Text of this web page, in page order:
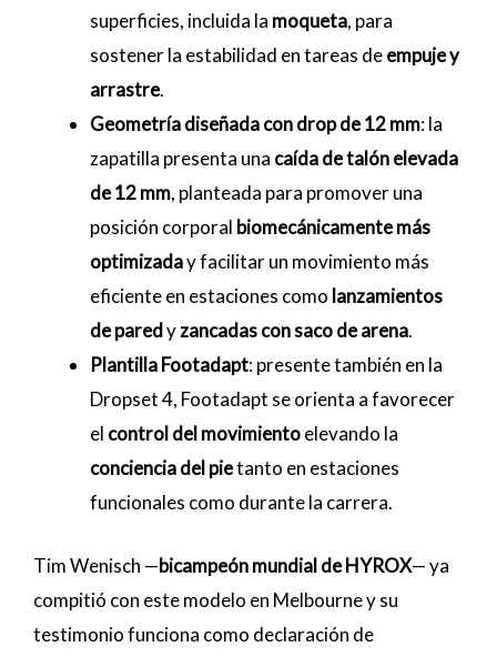
superficies, incluida la moqueta, para
sostener la estabilidad en tareas deempuje y
arrastre.
Geometría diseñada con drop de 12 mm: la
zapatilla presenta una caída de talón elevada
de 12 mm, planteada para promover una
posición corporal biomecánicamente más
optimizaday facilitar un movimiento más
eficiente en estaciones como lanzamientos
de paredyzancadas con saco de arena.
Plantilla Footadapt: presente también en la
Dropset 4, Footadapt se orienta a favorecer
el control del movimientoelevando la
conciencia del pietanto en estaciones
funcionales como durante la carrera.
Tim Wenisch —bicampeón mundial de HYROX— ya
compitió con este modelo en Melbourne y su
testimonio funciona como declaración de